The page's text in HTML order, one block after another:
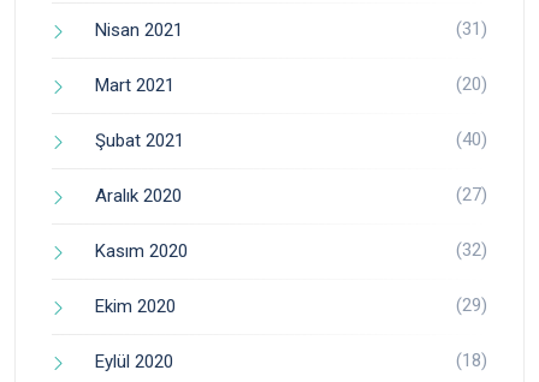
Nisan 2021 (31)
Mart 2021 (20)
Şubat 2021 (40)
Aralık 2020 (27)
Kasım 2020 (32)
Ekim 2020 (29)
Eylül 2020 (18)